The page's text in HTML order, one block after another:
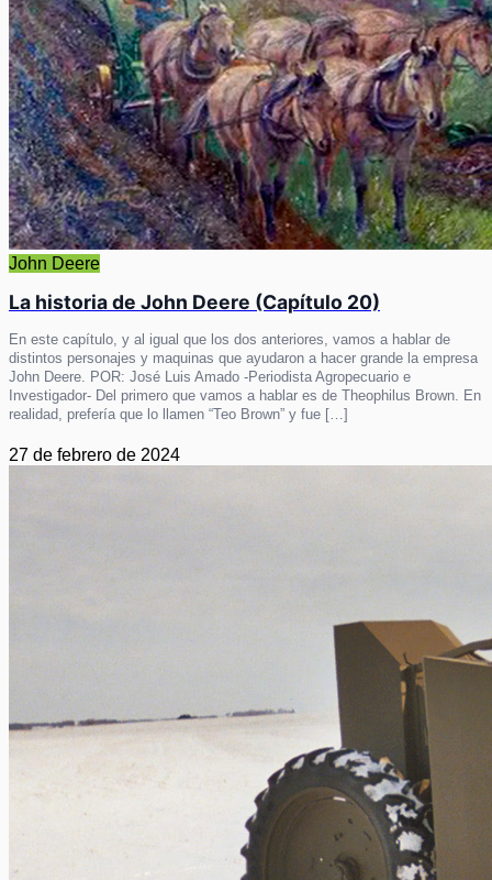
John Deere
La historia de John Deere (Capítulo 20)
En este capítulo, y al igual que los dos anteriores, vamos a hablar de
distintos personajes y maquinas que ayudaron a hacer grande la empresa
John Deere. POR: José Luis Amado -Periodista Agropecuario e
Investigador- Del primero que vamos a hablar es de Theophilus Brown. En
realidad, prefería que lo llamen “Teo Brown” y fue […]
27 de febrero de 2024